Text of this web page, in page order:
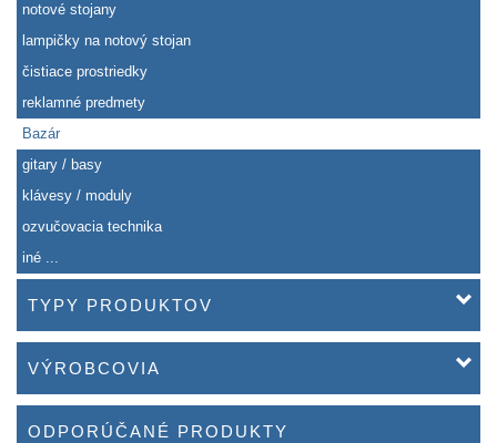
notové stojany
lampičky na notový stojan
čistiace prostriedky
reklamné predmety
Bazár
gitary / basy
klávesy / moduly
ozvučovacia technika
iné ...
TYPY PRODUKTOV
VÝROBCOVIA
ODPORÚČANÉ PRODUKTY